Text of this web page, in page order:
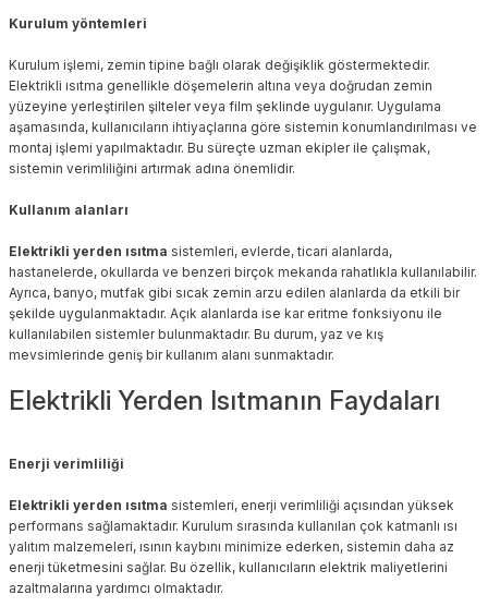
Kurulum yöntemleri
Kurulum işlemi, zemin tipine bağlı olarak değişiklik göstermektedir.
Elektrikli ısıtma genellikle döşemelerin altına veya doğrudan zemin
yüzeyine yerleştirilen şilteler veya film şeklinde uygulanır. Uygulama
aşamasında, kullanıcıların ihtiyaçlarına göre sistemin konumlandırılması ve
montaj işlemi yapılmaktadır. Bu süreçte uzman ekipler ile çalışmak,
sistemin verimliliğini artırmak adına önemlidir.
Kullanım alanları
Elektrikli yerden ısıtma sistemleri, evlerde, ticari alanlarda,
hastanelerde, okullarda ve benzeri birçok mekanda rahatlıkla kullanılabilir.
Ayrıca, banyo, mutfak gibi sıcak zemin arzu edilen alanlarda da etkili bir
şekilde uygulanmaktadır. Açık alanlarda ise kar eritme fonksiyonu ile
kullanılabilen sistemler bulunmaktadır. Bu durum, yaz ve kış
mevsimlerinde geniş bir kullanım alanı sunmaktadır.
Elektrikli Yerden Isıtmanın Faydaları
Enerji verimliliği
Elektrikli yerden ısıtma sistemleri, enerji verimliliği açısından yüksek
performans sağlamaktadır. Kurulum sırasında kullanılan çok katmanlı ısı
yalıtım malzemeleri, ısının kaybını minimize ederken, sistemin daha az
enerji tüketmesini sağlar. Bu özellik, kullanıcıların elektrik maliyetlerini
azaltmalarına yardımcı olmaktadır.